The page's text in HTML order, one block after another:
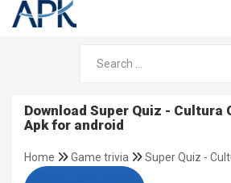
Download Super Quiz - Cultura
Apk for android
Home Game trivia Super Quiz -